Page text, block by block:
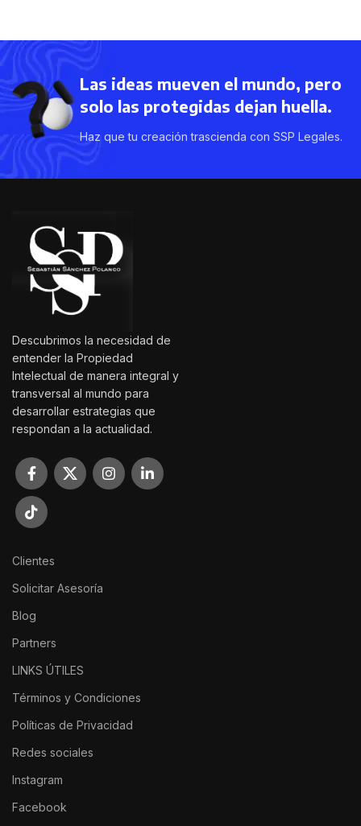
Las ideas mueven el mundo, pero
solo las protegidas dejan huella.
Haz que tu creación trascienda con SSP Legales.
Descubrimos la necesidad de
entender la Propiedad
Intelectual de manera integral y
transversal al mundo para
desarrollar estrategias que
respondan a la actualidad.
Clientes
Solicitar Asesoría
Blog
Partners
LINKS ÚTILES
Términos y Condiciones
Políticas de Privacidad
Redes sociales
Instagram
Facebook